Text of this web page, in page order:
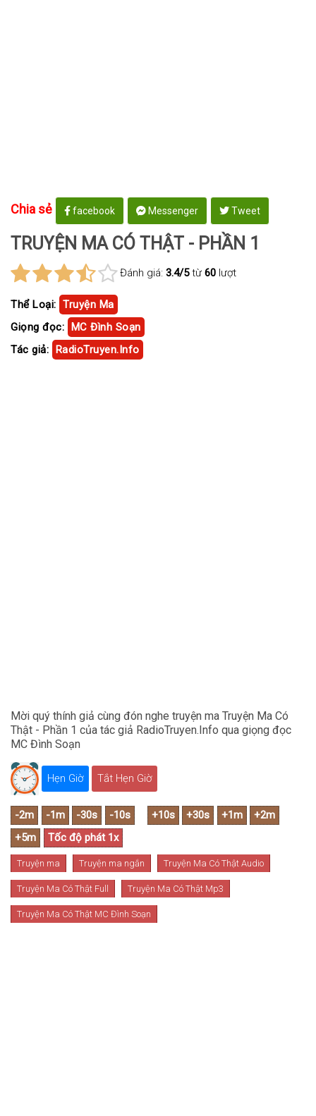
Chia sẻ facebook Messenger Tweet
TRUYỆN MA CÓ THẬT - PHẦN 1
Đánh giá: 3.4/5từ 60 lượt
Thể Loại: Truyện Ma
Giọng đọc: MC Đình Soạn
Tác giả: RadioTruyen.Info
Mời quý thính giả cùng đón nghe truyện ma Truyện Ma Có
Thật - Phần 1 của tác giả RadioTruyen.Info qua giọng đọc
MC Đình Soạn
Hẹn Giờ Tắt Hẹn Giờ
Truyện ma Truyện ma ngắn Truyện Ma Có Thật Audio
Truyện Ma Có Thật Full Truyện Ma Có Thật Mp3
Truyện Ma Có Thật MC Đình Soạn